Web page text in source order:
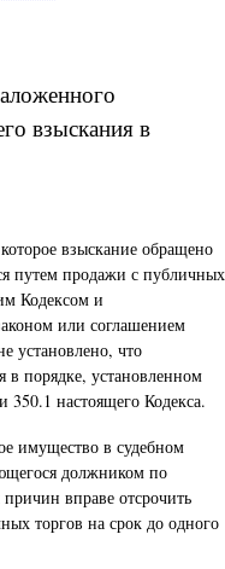
взыскания в
взыскание обращено
путем продажи с публичных
Кодексом и
или соглашением
установлено, что
в порядке, установленном
350.1 настоящего Кодекса.
имущество в судебном
должником по
вправе отсрочить
торгов на срок до одного